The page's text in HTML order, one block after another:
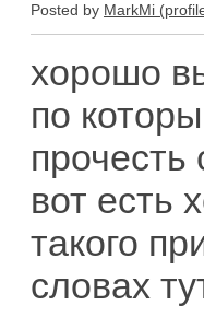
Posted by MarkMi
хорошо
по
прочесть
вот есть
такого
словах